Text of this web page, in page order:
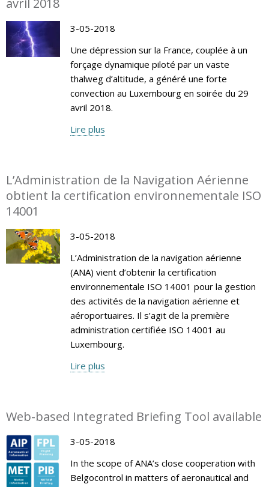
3-05-2018
Une dépression sur la France, couplée à un
forçage dynamique piloté par un vaste
thalweg d’altitude, a généré une forte
convection au Luxembourg en soirée du 29
avril 2018.
Lire plus
L’Administration de la Navigation Aérienne
obtient la certification environnementale ISO
14001
3-05-2018
L’Administration de la navigation aérienne
(ANA) vient d’obtenir la certification
environnementale ISO 14001 pour la gestion
des activités de la navigation aérienne et
aéroportuaires. Il s’agit de la première
administration certifiée ISO 14001 au
Luxembourg.
Lire plus
Web-based Integrated Briefing Tool available
3-05-2018
In the scope of ANA’s close cooperation with
Belgocontrol in matters of aeronautical and